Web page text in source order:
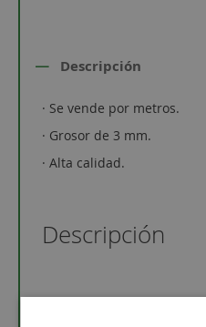
Descripción
· Se vende por metros.
· Grosor de 3 mm.
· Alta calidad.
Descripción
1 metro de antelina de